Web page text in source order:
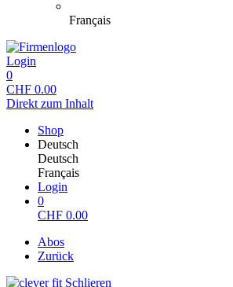
Français
Login
0
CHF 0.00
Direkt zum Inhalt
Shop
Deutsch
Deutsch
Français
Login
0
CHF 0.00
Abos
Zurück